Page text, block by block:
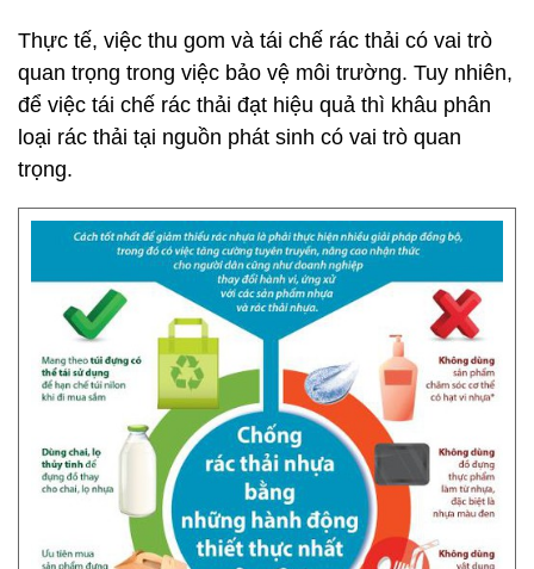
Thực tế, việc thu gom và tái chế rác thải có vai trò
quan trọng trong việc bảo vệ môi trường. Tuy nhiên,
để việc tái chế rác thải đạt hiệu quả thì khâu phân
loại rác thải tại nguồn phát sinh có vai trò quan
trọng.